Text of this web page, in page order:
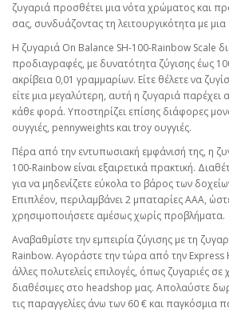
ζυγαριά προσθέτει μια νότα χρώματος και
σας, συνδυάζοντας τη λειτουργικότητα με
Η ζυγαριά On Balance SH-100-Rainbow Scale
προδιαγραφές, με δυνατότητα ζύγισης έως
ακρίβεια 0,01 γραμμαρίων. Είτε θέλετε να
είτε μια μεγαλύτερη, αυτή η ζυγαριά παρέχει
κάθε φορά. Υποστηρίζει επίσης διάφορες
ουγγιές, pennyweights και troy ουγγιές.
Πέρα από την εντυπωσιακή εμφάνισή της, η
100-Rainbow είναι εξαιρετικά πρακτική.
για να μηδενίζετε εύκολα το βάρος των
Επιπλέον, περιλαμβάνει 2 μπαταρίες AAA,
χρησιμοποιήσετε αμέσως χωρίς προβλήματα.
Αναβαθμίστε την εμπειρία ζύγισης με τη
Rainbow. Αγοράστε την τώρα από την Express
άλλες πολυτελείς επιλογές, όπως ζυγαριές
διαθέσιμες στο headshop μας. Απολαύστε
τις παραγγελίες άνω των 60 € και παγκόσμια